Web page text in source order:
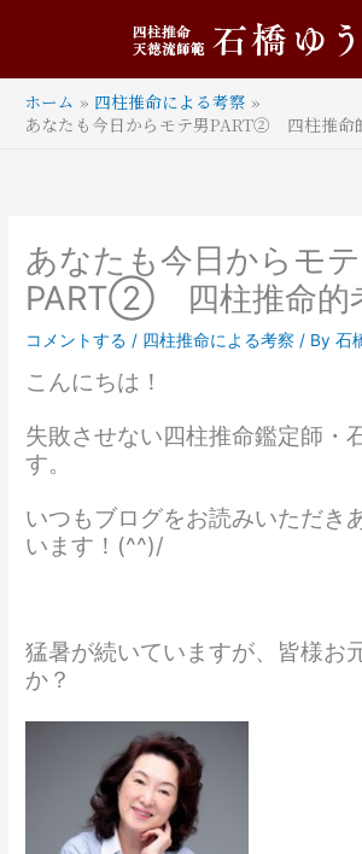
ホーム
四柱推命による考察
あなたも今日からモテ男PART② 四柱推命
あなたも今日からモ
PART② 四柱推命的
コメントする / 四柱推命による考察 / By石
こんにちは！
失敗させない四柱推命鑑定師・
す。
いつもブログをお読みいただき
います！(^^)/
猛暑が続いていますが、皆様お
か？